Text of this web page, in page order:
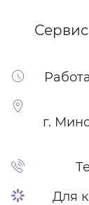
г.
Для